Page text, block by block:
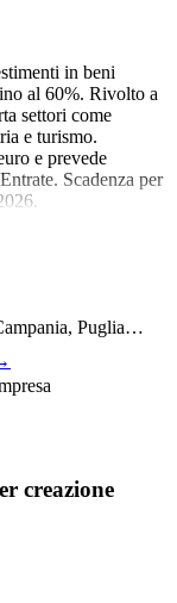
in beni
al 60%. Rivolto a
settori come
e turismo.
e prevede
Scadenza per
Puglia…
creazione